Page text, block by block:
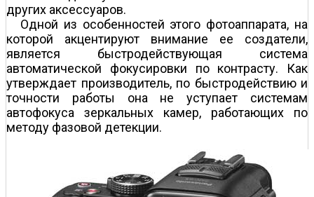
других аксессуаров.
Одной из особенностей этого фотоаппарата, на
которой акцентируют внимание ее создатели,
является быстродействующая система
автоматической фокусировки по контрасту. Как
утверждает производитель, по быстродействию и
точности работы она не уступает системам
автофокуса зеркальных камер, работающих по
методу фазовой детекции.